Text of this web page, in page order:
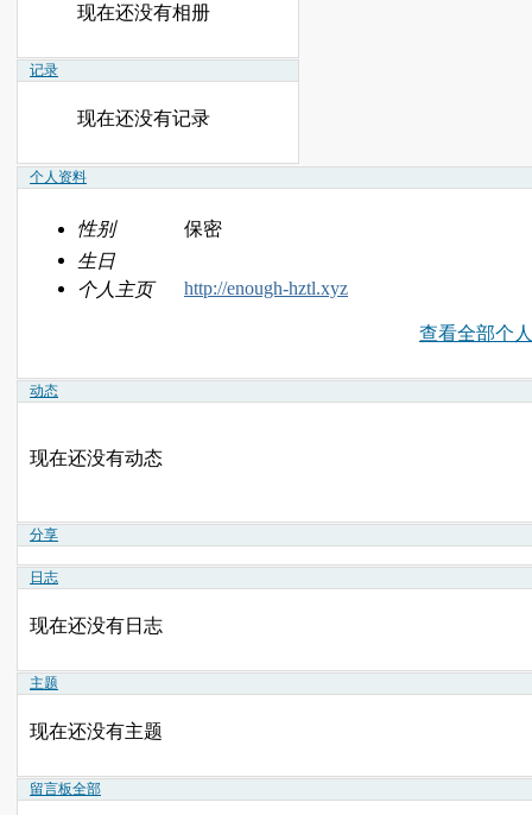
现在还没有相册
记录
现在还没有记录
个人资料
性别
保密
生日
个人主页
http://enough-hztl.xyz
查看全部个
动态
现在还没有动态
分享
日志
现在还没有日志
主题
现在还没有主题
留言板全部